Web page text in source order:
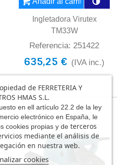
Ingletadora Virutex
TM33W
Referencia: 251422
635,25 € (IVA inc.)
de FERRETERIA Y
HMAS S.L.
en ell artículo 22.2 de la ley
electrónico en España, le
cookies propias y de terceros
mediante el análisis de
en nuestra web.
cookies